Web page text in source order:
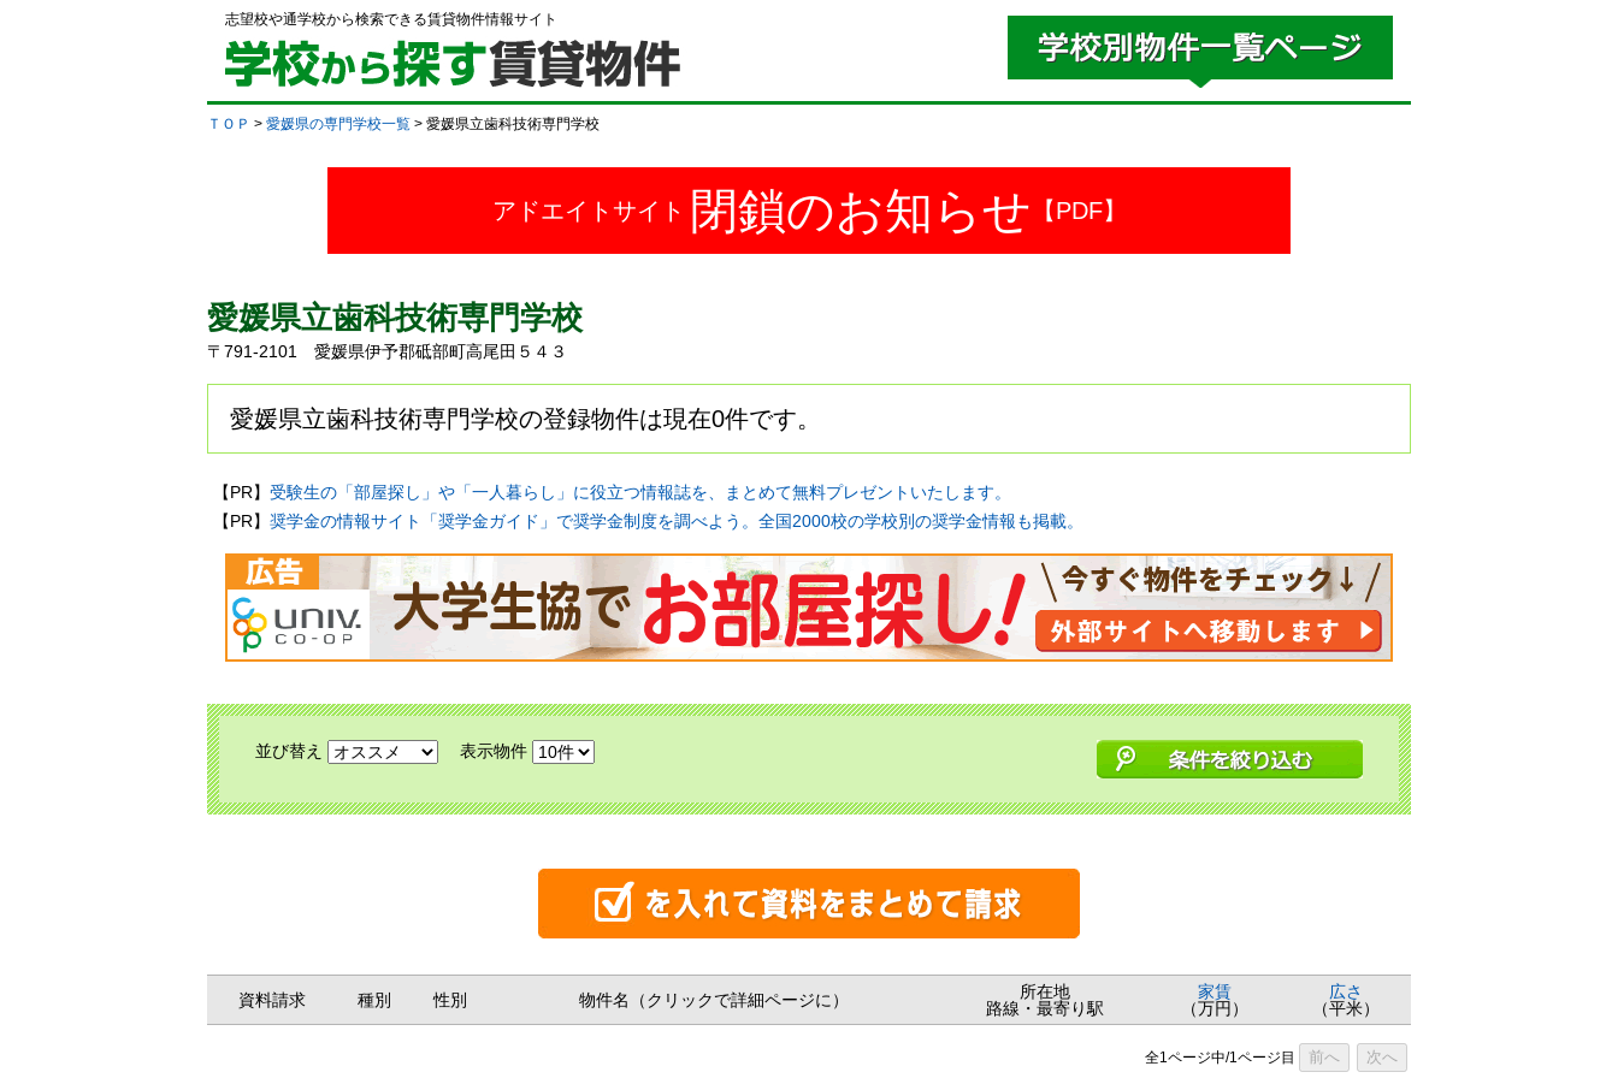
志望校や通学校から検索できる賃貸物件情報サイト
ＴＯＰ > 愛媛県の専門学校一覧 > 愛媛県立歯科技術専門学校
アドエイトサイト 閉鎖のお知らせ 【PDF】
愛媛県立歯科技術専門学校
〒791-2101 愛媛県伊予郡砥部町高尾田５４３
愛媛県立歯科技術専門学校の登録物件は現在0件です。
【PR】 受験生の「部屋探し」や「一人暮らし」に役立つ情報誌を、まとめて無料プレゼントいたします。
【PR】 奨学金の情報サイト「奨学金ガイド」で奨学金制度を調べよう。全国2000校の学校別の奨学金情報も掲載。
並び替え 表示物件
資料請求 種別 性別 物件名（クリックで詳細ページに）
所在地
路線・最寄り駅
家賃
（万円）
広さ
（平米）
全1ページ中/1ページ目 前へ 次へ